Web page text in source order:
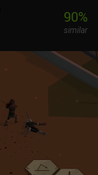
90%
similar